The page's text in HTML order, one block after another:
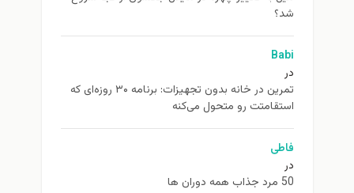
شد؟
Babi
در
تمرین در خانه بدون تجهیزات: برنامه ۳۰ روزه‌ای که
استقامتت رو متحول می‌کنه
فاطی
در
50 مرد جذاب همه دوران ها